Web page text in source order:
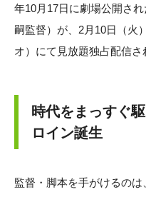
年10月17日に劇場公開さ
嗣監督）が、2月10日（火
オ）にて見放題独占配信さ
時代をまっすぐ
ロイン誕生
監督・脚本を手がけるの